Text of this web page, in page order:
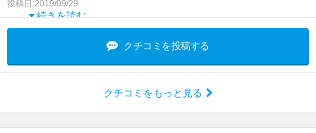
りませんでした。
続きを読む
投稿日:2019/09/29
クチコミを投稿する
クチコミをもっと見る